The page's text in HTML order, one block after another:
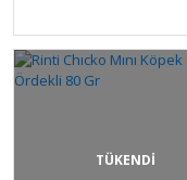
TÜKENDİ